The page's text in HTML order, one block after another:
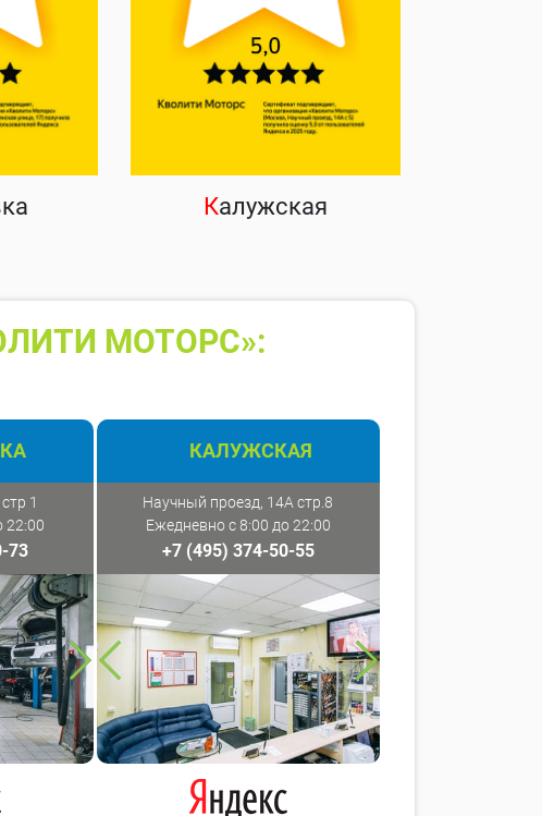
Калужская
МОТОРС»:
1
22:00
73
КАЛУЖСКАЯ
Научный проезд, 14А стр.8
Ежедневно с 8:00 до 22:00
+7 (495) 374-50-55